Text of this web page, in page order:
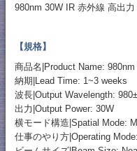
980nm 30W IR 赤外線 高出
【規格】
商品名|Product Name:
納期|Lead Time: 1~3 weeks
波長|Output Wavelength:
出力|Output Power: 30W
横モード構造|Spatial Mode:
仕事のやり方|Operating